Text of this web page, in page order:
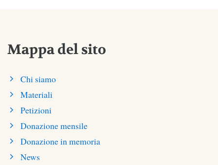
Mappa del sito
Chi siamo
Materiali
Petizioni
Donazione mensile
Donazione in memoria
News